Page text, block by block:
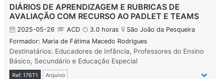
DIÁRIOS DE APRENDIZAGEM E RUBRICAS DE
AVALIAÇÃO COM RECURSO AO PADLET E TEAMS
2025-05-26 ACD 3.0 horas
São João da Pesqueira
Formador: Maria de Fátima Macedo Rodrigues
Destinatários: Educadores de Infância, Professores do Ensino
Básico, Secundário e Educação Especial
Ref. 176T1 Arquivo